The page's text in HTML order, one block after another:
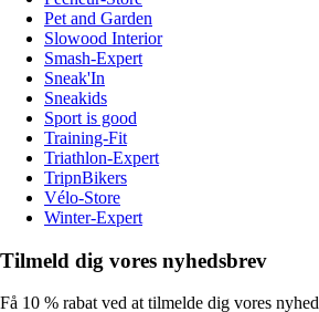
Pet and Garden
Slowood Interior
Smash-Expert
Sneak'In
Sneakids
Sport is good
Training-Fit
Triathlon-Expert
TripnBikers
Vélo-Store
Winter-Expert
Tilmeld dig vores nyhedsbrev
Få 10 % rabat ved at tilmelde dig vores